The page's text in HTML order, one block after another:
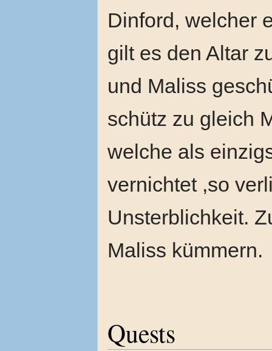
Dinford, welcher
gilt es den Altar
und Maliss
schütz zu gleich
welche als
vernichtet ,so
Unsterblichkeit.
Maliss kümmern.
Quests